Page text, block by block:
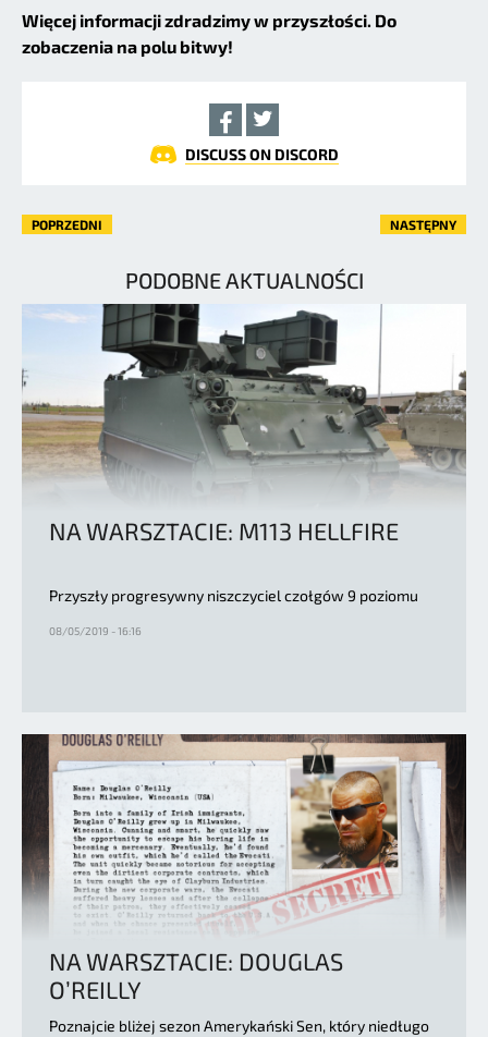
Więcej informacji zdradzimy w przyszłości. Do
zobaczenia na polu bitwy!
DISCUSS ON DISCORD
POPRZEDNI NASTĘPNY
PODOBNE AKTUALNOŚCI
NA WARSZTACIE: M113 HELLFIRE
Przyszły progresywny niszczyciel czołgów 9 poziomu
08/05/2019 - 16:16
NA WARSZTACIE: DOUGLAS
O’REILLY
Poznajcie bliżej sezon Amerykański Sen, który niedługo